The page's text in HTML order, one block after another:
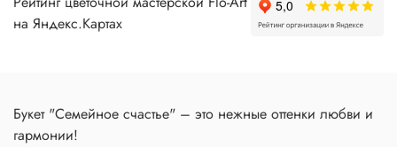
на Яндекс.Картах
Букет "Семейное счастье" – это нежные оттенки любви и
гармонии!